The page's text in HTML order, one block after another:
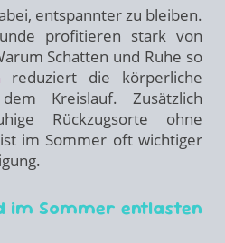
entspannter zu bleiben.
profitieren stark von
Schatten und Ruhe so
reduziert die körperliche
Kreislauf. Zusätzlich
Rückzugsorte ohne
im Sommer oft wichtiger
im Sommer entlasten